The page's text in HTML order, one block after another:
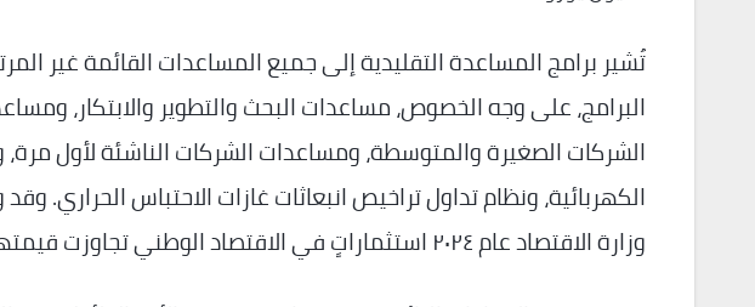
تُشير برامج المساعدة التقليدية إلى جميع المساعدات القائمة غير
البرامج، على وجه الخصوص، مساعدات البحث والتطوير والابتكار،
الشركات الصغيرة والمتوسطة، ومساعدات الشركات الناشئة لأول مرة،
الكهربائية، ونظام تداول تراخيص انبعاثات غازات الاحتباس الحراري.
وزارة الاقتصاد عام ٢٠٢٤ استثماراتٍ في الاقتصاد الوطني تجاوزت قيمتها الإجمالية ٥٥٠ مليون يورو.